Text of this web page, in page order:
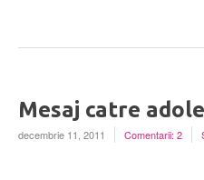
Mesaj catre
decembrie 11, 2011 Comentarii: 2